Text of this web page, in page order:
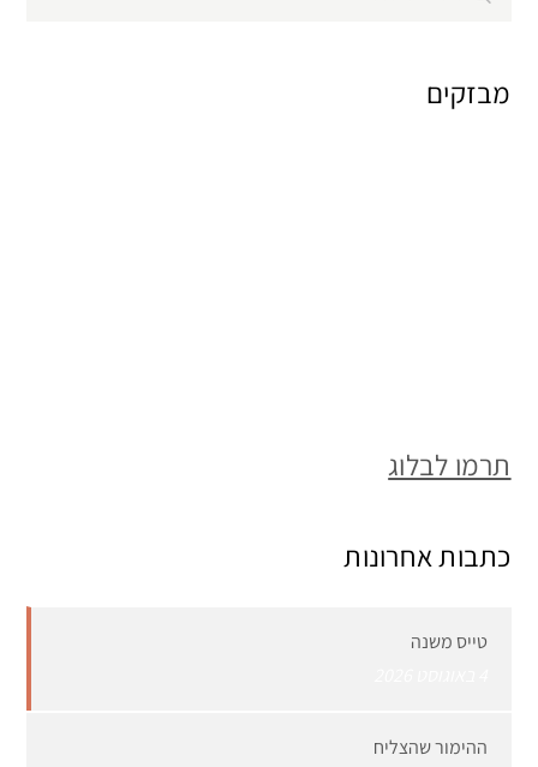
for:
מבזקים
תרמו לבלוג
כתבות אחרונות
טייס משנה
ההימור שהצליח